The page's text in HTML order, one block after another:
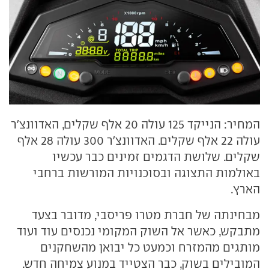
המחיר: הנייקד 125 עולה 20 אלף שקלים, האדוונצ'ר
עולה 22 אלף שקלים. האדוונצ'ר 300 עולה 28 אלף
שקלים. שלושת הדגמים זמינים כבר עכשיו
באולמות התצוגה ובסוכנויות המורשות ברחבי
הארץ.
מבחינתה של חברת מטרו פריסבי, מדובר בצעד
מתבקש, כאשר אל השוק המקומי נכנסים עוד ועוד
מותגים מהמזרח וכמעט כל יבואן מהשחקנים
המובילים בשוק, כבר הצטייד במנוע צמיחה חדש.